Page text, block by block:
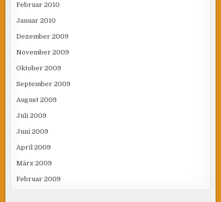
Februar 2010
Januar 2010
Dezember 2009
November 2009
Oktober 2009
September 2009
August 2009
Juli 2009
Juni 2009
April 2009
März 2009
Februar 2009